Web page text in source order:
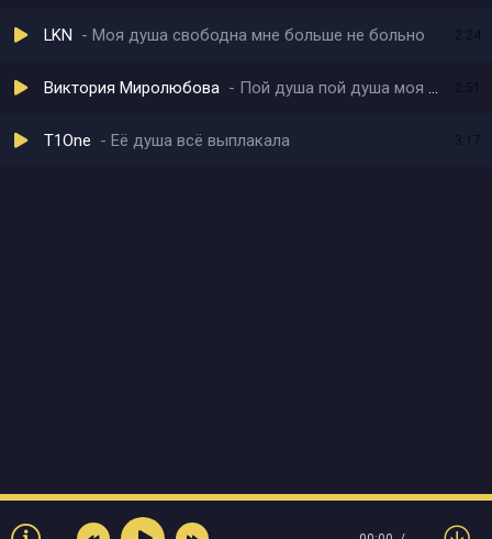
LKN Моя душа свободна мне больше не больно 2:24
Виктория Миролюбова Пой душа пой душа моя ты рванная
T1One Её душа всё выплакала 3:17